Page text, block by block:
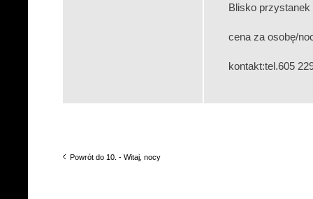
Blisko
cena za osobę/
kontakt:tel.605
Powrót do 10. - Witaj, nocy